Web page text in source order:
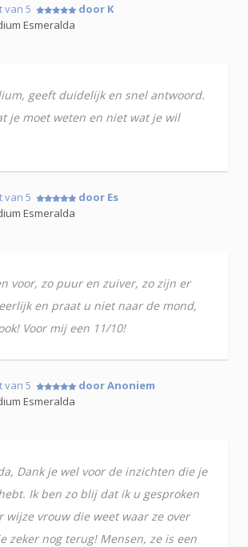
van 5
door K
Esmeralda
geeft duidelijk en snel antwoord.
je moet weten en niet wat je wil
van 5
door Es
Esmeralda
voor, zo puur en zuiver, zo zijn er
en praat u niet naar de mond,
Voor mij een 11/10!
van 5
door Anoniem
Esmeralda
Dank je wel voor de inzichten die je
Ik ben zo blij dat ik u gesproken
wijze vrouw die weet waar ze over
zeker nog terug! Mensen, ze is een